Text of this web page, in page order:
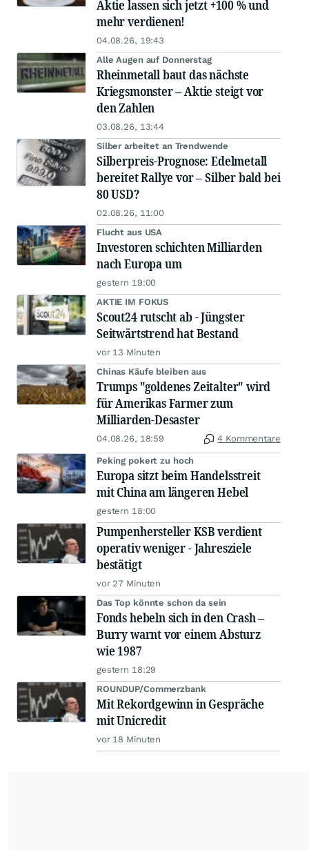
Aktie lassen sich jetzt +100 % und
mehr verdienen!
04.08.26, 19:43
Alle Augen auf Donnerstag
Rheinmetall baut das nächste
Kriegsmonster – Aktie steigt vor
den Zahlen
03.08.26, 13:44
Silber arbeitet an Trendwende
Silberpreis-Prognose: Edelmetall
bereitet Rallye vor – Silber bald bei
80 USD?
02.08.26, 11:00
Flucht aus USA
Investoren schichten Milliarden
nach Europa um
gestern 19:00
AKTIE IM FOKUS
Scout24 rutscht ab - Jüngster
Seitwärtstrend hat Bestand
vor 13 Minuten
Chinas Käufe bleiben aus
Trumps "goldenes Zeitalter" wird
für Amerikas Farmer zum
Milliarden-Desaster
04.08.26, 18:59 4 Kommentare
Peking pokert zu hoch
Europa sitzt beim Handelsstreit
mit China am längeren Hebel
gestern 18:00
Pumpenhersteller KSB verdient
operativ weniger - Jahresziele
bestätigt
vor 27 Minuten
Das Top könnte schon da sein
Fonds hebeln sich in den Crash –
Burry warnt vor einem Absturz
wie 1987
gestern 18:29
ROUNDUP/Commerzbank
Mit Rekordgewinn in Gespräche
mit Unicredit
vor 18 Minuten